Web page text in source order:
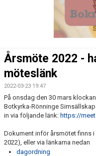
INTRESSEANMÄLAN
NYHETER
KALENDER
BILDGALLERI
DOKUMENT
Årsmöte 2022 -
möteslänk
2022-03-23 19:47
På onsdag den 30 mars
Botkyrka-Rönninge
in via följande länk: https://
Dokument inför årsmötet finns i
2022), eller via länkarna nedan
dagordning